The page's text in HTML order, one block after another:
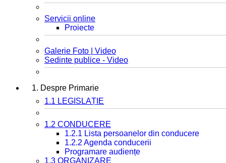
Servicii online
Proiecte
Galerie Foto | Video
Sedinte publice - Video
1. Despre Primarie
1.1 LEGISLAȚIE
1.2 CONDUCERE
1.2.1 Lista persoanelor din conducere
1.2.2 Agenda conducerii
Programare audiențe
1.3 ORGANIZARE